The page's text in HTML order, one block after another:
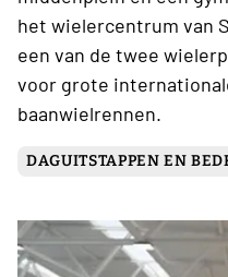
het wielercentrum van
een van de twee
voor grote
baanwielrennen.
DAGUITSTAPPEN EN